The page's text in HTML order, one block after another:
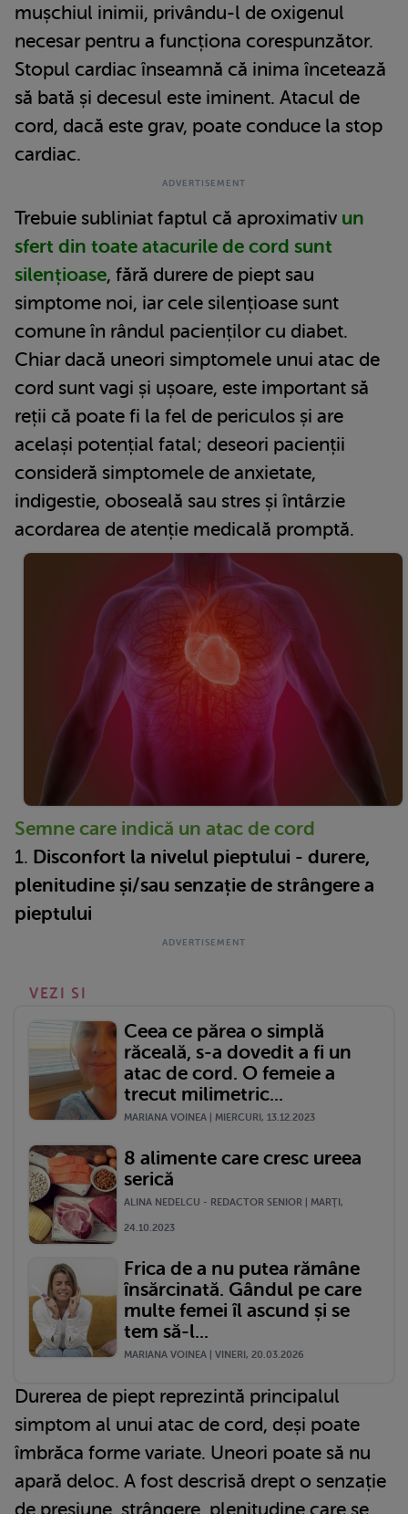
mușchiul inimii, privându-l de oxigenul
necesar pentru a funcționa corespunzător.
Stopul cardiac înseamnă că inima încetează
să bată și decesul este iminent. Atacul de
cord, dacă este grav, poate conduce la stop
cardiac.
Trebuie subliniat faptul că aproximativ un
sfert din toate atacurile de cord sunt
silențioase, fără durere de piept sau
simptome noi, iar cele silențioase sunt
comune în rândul pacienților cu diabet.
Chiar dacă uneori simptomele unui atac de
cord sunt vagi și ușoare, este important să
reții că poate fi la fel de periculos și are
același potențial fatal; deseori pacienții
consideră simptomele de anxietate,
indigestie, oboseală sau stres și întârzie
acordarea de atenție medicală promptă.
Semne care indică un atac de cord
1. Disconfort la nivelul pieptului - durere,
plenitudine și/sau senzație de strângere a
pieptului
VEZI SI
Ceea ce părea o simplă
răceală, s-a dovedit a fi un
atac de cord. O femeie a
trecut milimetric...
MARIANA VOINEA | MIERCURI, 13.12.2023
8 alimente care cresc ureea
serică
ALINA NEDELCU - REDACTOR SENIOR | MARŢI,
24.10.2023
Frica de a nu putea rămâne
însărcinată. Gândul pe care
multe femei îl ascund și se
tem să-l...
MARIANA VOINEA | VINERI, 20.03.2026
Durerea de piept reprezintă principalul
simptom al unui atac de cord, deși poate
îmbrăca forme variate. Uneori poate să nu
apară deloc. A fost descrisă drept o senzație
de presiune, strângere, plenitudine care se